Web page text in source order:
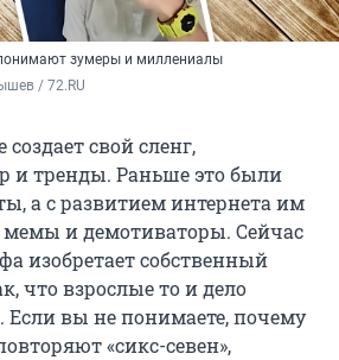
зумеры и миллениалы
/ 72.RU
свой сленг,
и тренды. Раньше это были
а с развитием интернета им
и демотиваторы. Сейчас
изобретает собственный
что взрослые то и дело
Если вы не понимаете, почему
«сикс-севен»,